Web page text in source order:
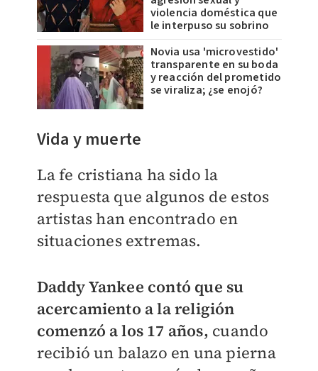
violencia doméstica que
le interpuso su sobrino
Novia usa 'microvestido'
transparente en su boda
y reacción del prometido
se viraliza; ¿se enojó?
Vida y muerte
La fe cristiana ha sido la
respuesta que algunos de estos
artistas han encontrado en
situaciones extremas.
Daddy Yankee contó que su
acercamiento a la religión
comenzó a los 17 años, cuando
recibió un balazo en una pierna